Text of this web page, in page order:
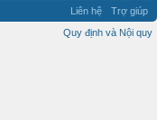
Liên hệ
Trợ giúp
Quy định và Nội quy